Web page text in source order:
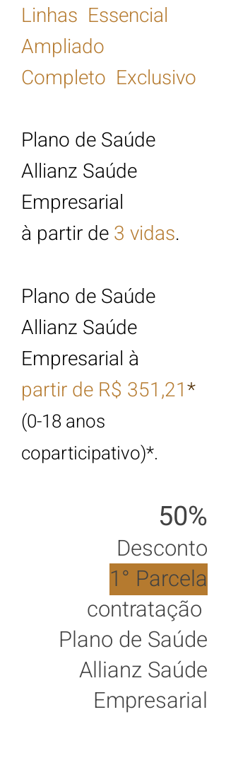
Linhas Essencial
Ampliado
Completo Exclusivo
Plano de Saúde
Allianz Saúde
Empresarial
à partir de3 vidas.
Plano de Saúde
Allianz Saúde
Empresarial à
partir de R$ 351,21*
(0-18 anos
coparticipativo)*.
50%
Desconto
1° Parcela
contratação
Plano de Saúde
Allianz Saúde
Empresarial